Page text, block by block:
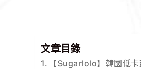
文章目錄
【Sugarlolo】韓國低